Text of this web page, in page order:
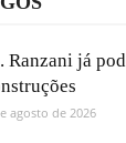
Ranzani já
agosto de 2026